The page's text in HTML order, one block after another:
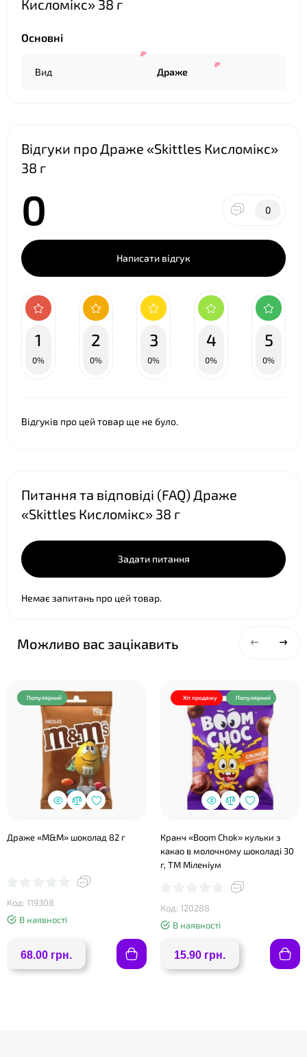
Кисломікс» 38 г
Основні
Вид Драже
Відгуки про Драже «Skittles Кисломікс»
38 г
0 0
Написати відгук
1
0%
2
0%
3
0%
4
0%
5
0%
Відгуків про цей товар ще не було.
Питання та відповіді (FAQ) Драже
«Skittles Кисломікс» 38 г
Задати питання
Немає запитань про цей товар.
Можливо вас зацікавить
Популярний
Драже «M&M» шоколад 82 г
Код: 119308
В наявності
68.00 грн.
Хіт продажу Популярний
Кранч «Boom Chok» кульки з
какао в молочному шоколаді 30
г, ТМ Міленіум
Код: 120288
В наявності
15.90 грн.